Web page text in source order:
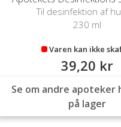
Til desinfektion af
230 ml
Varen kan ikke
39,20 kr
Se om andre apoteker
på lager